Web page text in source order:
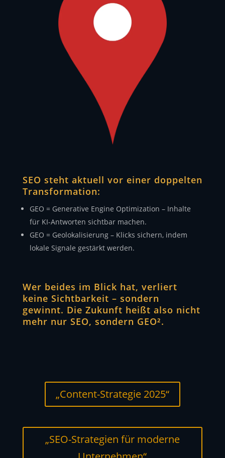
SEO steht aktuell vor einer doppelten
Transformation:
GEO = Generative Engine Optimization – Inhalte
für KI-Antworten sichtbar machen.
GEO = Geolokalisierung – Klicks sichern, indem
lokale Signale gestärkt werden.
Wer beides im Blick hat, verliert
keine Sichtbarkeit – sondern
gewinnt. Die Zukunft heißt also nicht
mehr nur SEO, sondern GEO².
„Content-Strategie 2025“
„SEO-Strategien für moderne